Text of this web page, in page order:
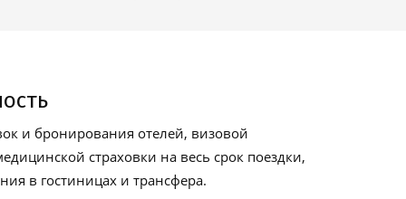
и бронирования отелей, визовой
страховки на весь срок поездки,
в гостиницах и трансфера.